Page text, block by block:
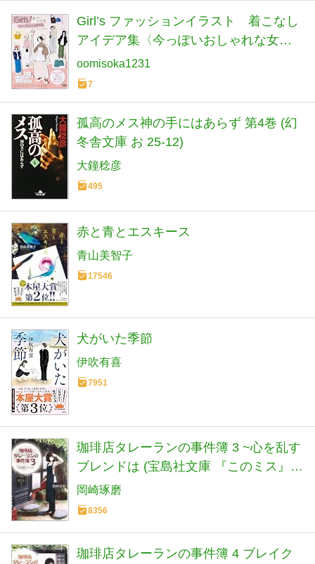
Girl’s ファッションイラスト 着こなし
アイデア集〈今っぽいおしゃれな女の
子を描くコーディネートガイド！〉
oomisoka1231
7
孤高のメス神の手にはあらず 第4巻 (幻
冬舎文庫 お 25-12)
大鐘稔彦
495
赤と青とエスキース
青山美智子
17546
犬がいた季節
伊吹有喜
7951
珈琲店タレーランの事件簿 3 ~心を乱す
ブレンドは (宝島社文庫 『このミス』大
賞シリーズ)
岡崎琢磨
8356
珈琲店タレーランの事件簿 4 ブレイク